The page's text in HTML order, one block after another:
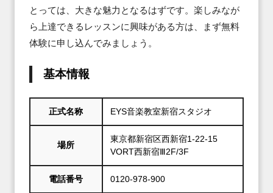
とっては、大きな魅力となるはずです。楽しみなが
ら上達できるレッスンに興味がある方は、まず無料
体験に申し込んでみましょう。
基本情報
正式名称 EYS音楽教室新宿スタジオ
場所
東京都新宿区西新宿1-22-15
VORT西新宿Ⅲ2F/3F
電話番号 0120-978-900